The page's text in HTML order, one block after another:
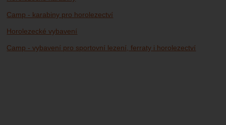
Camp - karabiny pro horolezectví
Horolezecké vybavení
Camp - vybavení pro sportovní lezení, ferraty i horolezectví